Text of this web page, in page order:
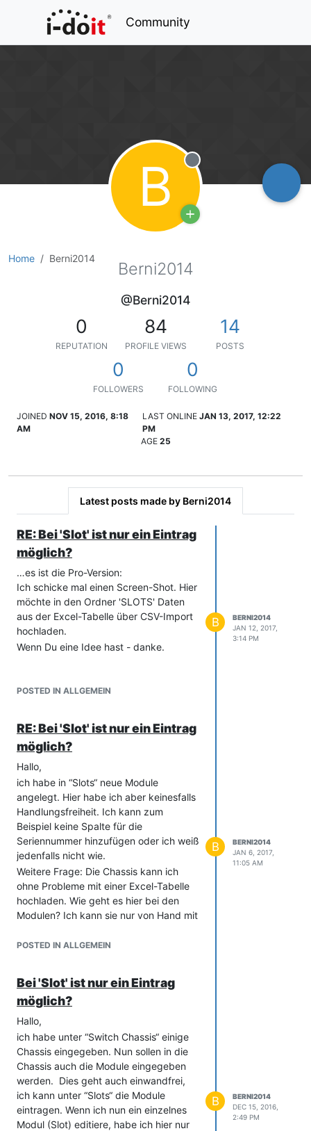
Community
B Offline
Home Berni2014
Berni2014
@Berni2014
0
REPUTATION
84
PROFILE VIEWS
14
POSTS
0
FOLLOWERS
0
FOLLOWING
JOINED NOV 15, 2016, 8:18
AM
LAST ONLINE JAN 13, 2017, 12:22
PM
AGE 25
Latest posts made by Berni2014
RE: Bei 'Slot' ist nur ein Eintrag
möglich?
…es ist die Pro-Version:
Ich schicke mal einen Screen-Shot. Hier
möchte in den Ordner 'SLOTS' Daten
aus der Excel-Tabelle über CSV-Import
hochladen.
Wenn Du eine Idee hast - danke.
POSTED IN ALLGEMEIN
B
BERNI2014
JAN 12, 2017,
3:14 PM
RE: Bei 'Slot' ist nur ein Eintrag
möglich?
Hallo,
ich habe in “Slots“ neue Module
angelegt. Hier habe ich aber keinesfalls
Handlungsfreiheit. Ich kann zum
Beispiel keine Spalte für die
Seriennummer hinzufügen oder ich weiß
jedenfalls nicht wie.
Weitere Frage: Die Chassis kann ich
ohne Probleme mit einer Excel-Tabelle
hochladen. Wie geht es hier bei den
Modulen? Ich kann sie nur von Hand mit
einigen Hundert ziemlich mühselig.
Berni
POSTED IN ALLGEMEIN
B
BERNI2014
JAN 6, 2017,
11:05 AM
Bei 'Slot' ist nur ein Eintrag
möglich?
Hallo,
ich habe unter “Switch Chassis“ einige
Chassis eingegeben. Nun sollen in die
Chassis auch die Module eingegeben
werden. Dies geht auch einwandfrei,
ich kann unter “Slots“ die Module
eintragen. Wenn ich nun ein einzelnes
Modul (Slot) editiere, habe ich hier nur
B
BERNI2014
DEC 15, 2016,
2:49 PM